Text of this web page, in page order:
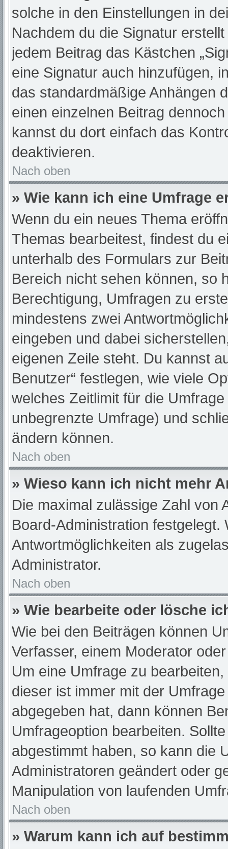
solche in den Einstellungen in
Nachdem du die Signatur
jedem Beitrag das Kästchen
eine Signatur auch hinzufügen,
das standardmäßige Anhängen
einen einzelnen Beitrag
kannst du dort einfach das
deaktivieren.
Nach oben
» Wie kann ich eine Umfrage
Wenn du ein neues Thema
Themas bearbeitest, findest du
unterhalb des Formulars zur
Bereich nicht sehen können, so
Berechtigung, Umfragen zu
mindestens zwei
eingeben und dabei
eigenen Zeile steht. Du kannst
Benutzer“ festlegen, wie viele
welches Zeitlimit für die
unbegrenzte Umfrage) und
ändern können.
Nach oben
» Wieso kann ich nicht mehr
Die maximal zulässige Zahl von
Board-Administration festgelegt.
Antwortmöglichkeiten als
Administrator.
Nach oben
» Wie bearbeite oder lösche
Wie bei den Beiträgen können
Verfasser, einem Moderator
Um eine Umfrage zu
dieser ist immer mit der
abgegeben hat, dann können
Umfrageoption bearbeiten.
abgestimmt haben, so kann die
Administratoren geändert oder
Manipulation von laufenden
Nach oben
» Warum kann ich auf